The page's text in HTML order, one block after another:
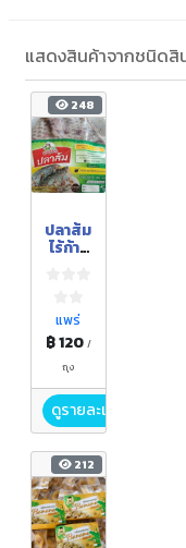
แสดงสินค้าจากชนิดสิ
248
ปลาส้ม
ไร้ก้าง
แพร่
฿ 120 /
ถุง
ดูรายละเอียด
212